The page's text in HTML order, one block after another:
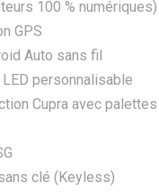
100 % numériques)
GPS
Auto sans fil
LED personnalisable
Cupra avec palettes
clé (Keyless)